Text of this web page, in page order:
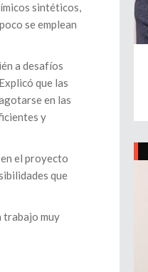
sintéticos,
se emplean
a desafíos
que las
en las
y
el proyecto
que
trabajo muy